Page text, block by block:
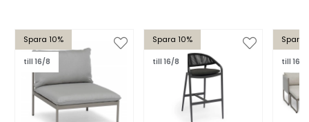
Spara 10%
till 16/8
Spara 10%
till 16/8
Spara
till 16/8